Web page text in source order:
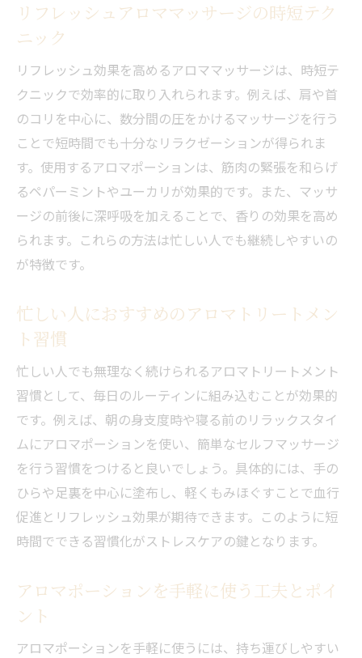
リフレッシュアロママッサージの時短テク
ニック
リフレッシュ効果を高めるアロママッサージは、時短テ
クニックで効率的に取り入れられます。例えば、肩や首
のコリを中心に、数分間の圧をかけるマッサージを行う
ことで短時間でも十分なリラクゼーションが得られま
す。使用するアロマポーションは、筋肉の緊張を和らげ
るペパーミントやユーカリが効果的です。また、マッサ
ージの前後に深呼吸を加えることで、香りの効果を高め
られます。これらの方法は忙しい人でも継続しやすいの
が特徴です。
忙しい人におすすめのアロマトリートメン
ト習慣
忙しい人でも無理なく続けられるアロマトリートメント
習慣として、毎日のルーティンに組み込むことが効果的
です。例えば、朝の身支度時や寝る前のリラックスタイ
ムにアロマポーションを使い、簡単なセルフマッサージ
を行う習慣をつけると良いでしょう。具体的には、手の
ひらや足裏を中心に塗布し、軽くもみほぐすことで血行
促進とリフレッシュ効果が期待できます。このように短
時間でできる習慣化がストレスケアの鍵となります。
アロマポーションを手軽に使う工夫とポイ
ント
アロマポーションを手軽に使うには、持ち運びしやすい